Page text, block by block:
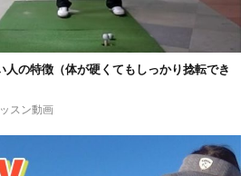
人の特徴（体が硬くてもしっかり捻転でき
スン動画